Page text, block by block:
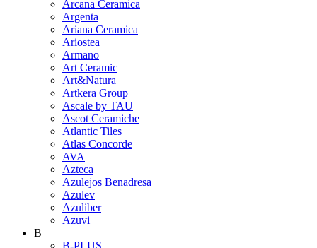
Arcana Ceramica
Argenta
Ariana Ceramica
Ariostea
Armano
Art Ceramic
Art&Natura
Artkera Group
Ascale by TAU
Ascot Ceramiche
Atlantic Tiles
Atlas Concorde
AVA
Azteca
Azulejos Benadresa
Azulev
Azuliber
Azuvi
B
B-PLUS